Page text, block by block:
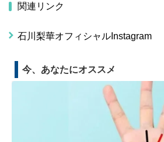
関連リンク
石川梨華オフィシャルInstagram
今、あなたにオススメ